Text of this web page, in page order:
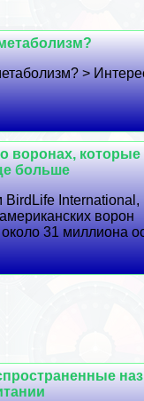
>
воронах, которые
больше
BirdLife International,
ворон
около 31 миллиона